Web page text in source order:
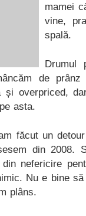
mamei
vine,
spală.
Drumul
de
și overpriced,
asta.
făcut un
din 2008.
nefericire
Nu e bine
plâns.